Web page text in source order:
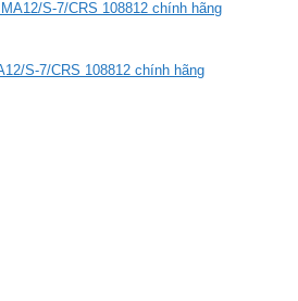
S-7/CRS 108812 chính hãng